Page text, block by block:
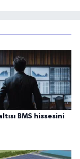
BMS hissesini